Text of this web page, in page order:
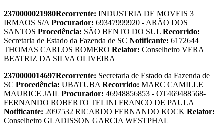
2370000021980Recorrente: INDUSTRIA DE MOVEIS 3
IRMAOS S/A Procurador: 69347999920 - ARÃO DOS
SANTOS Procedência: SÃO BENTO DO SUL Recorrido:
Secretaria de Estado da Fazenda de SC Notificante: 6172644
THOMAS CARLOS ROMERO Relator: Conselheiro VERA
BEATRIZ DA SILVA OLIVEIRA
2370000014697Recorrente: Secretaria de Estado da Fazenda de
SC Procedência: UBATUBA Recorrido: MARC CAMILLE
MAURICE JAIL Procurador: 46948856853 - OT469488568-
FERNANDO ROBERTO TELINI FRANCO DE PAULA
Notificante: 2097532 RICARDO FERNANDO KOCK Relator:
Conselheiro GLADISSON GARCIA WESTPHAL